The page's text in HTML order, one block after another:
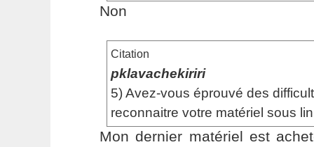
Non
Citation
pklavachekiriri
5) Avez-vous éprouvé des
reconnaitre votre matériel sous
Mon dernier matériel est